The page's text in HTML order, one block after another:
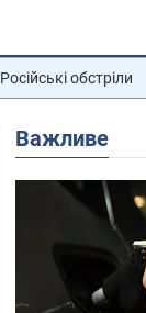
Російські обстріли
Важливе